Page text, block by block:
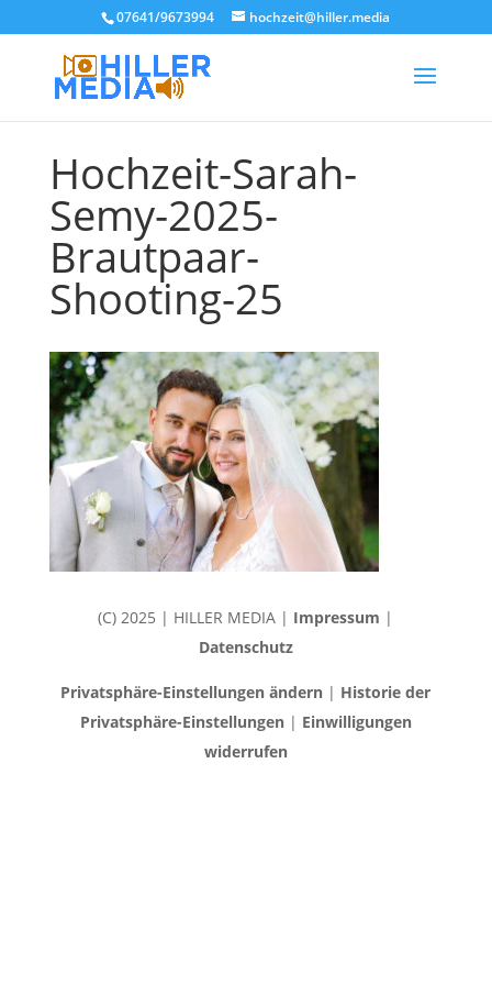
07641/9673994 hochzeit@hiller.media
Hochzeit-Sarah-
Semy-2025-
Brautpaar-
Shooting-25
(C) 2025 | HILLER MEDIA | Impressum |
Datenschutz
Privatsphäre-Einstellungen ändern | Historie der
Privatsphäre-Einstellungen| Einwilligungen
widerrufen